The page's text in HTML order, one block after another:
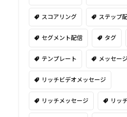
スコアリング ステップ
セグメント配信 タグ
テンプレート メッセー
リッチビデオメッセージ
リッチメッセージ リッ